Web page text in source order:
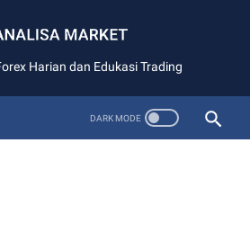
Harian dan Edukasi Trading